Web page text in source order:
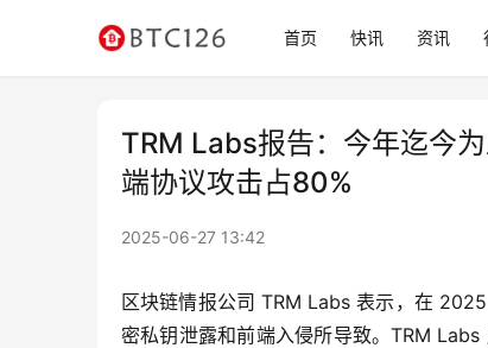
首页 快讯 资讯
TRM Labs报告：今年迄今
端协议攻击占80%
2025-06-27 13:42
区块链情报公司 TRM Labs 表示，在
密私钥泄露和前端入侵所导致。TRM